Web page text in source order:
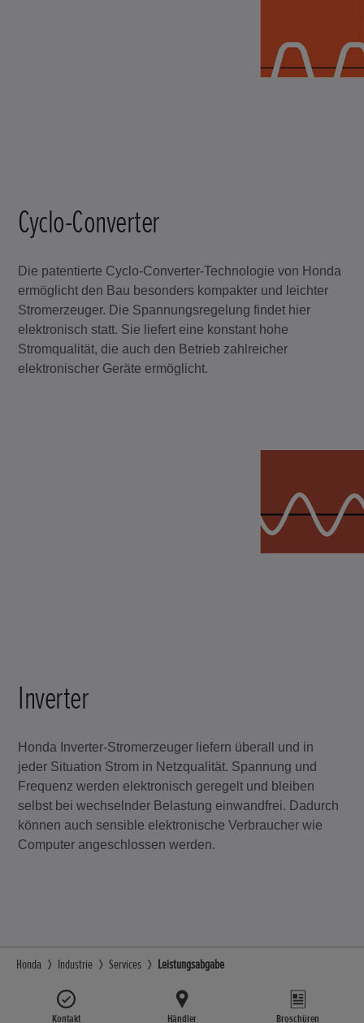
Cyclo-Converter
Die patentierte Cyclo-Converter-Technologie von Honda
ermöglicht den Bau besonders kompakter und leichter
Stromerzeuger. Die Spannungsregelung findet hier
elektronisch statt. Sie liefert eine konstant hohe
Stromqualität, die auch den Betrieb zahlreicher
elektronischer Geräte ermöglicht.
Inverter
Honda Inverter-Stromerzeuger liefern überall und in
jeder Situation Strom in Netzqualität. Spannung und
Frequenz werden elektronisch geregelt und bleiben
selbst bei wechselnder Belastung einwandfrei. Dadurch
können auch sensible elektronische Verbraucher wie
Computer angeschlossen werden.
Honda Industrie Services Leistungsabgabe
Kontakt Händler Broschüren